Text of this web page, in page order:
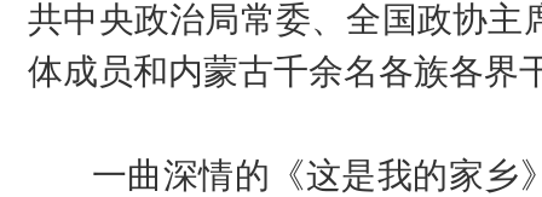
共中央政治局常委、全国政协主
体成员和内蒙古千余名各族各界
一曲深情的《这是我的家乡